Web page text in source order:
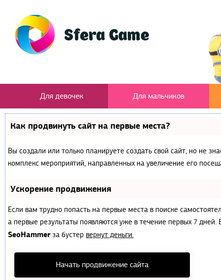
Для девочек Для мальчиков
Как продвинуть сайт на первые места?
Вы создали или только планируете создать свой сайт, но не
комплекс мероприятий, направленных на увеличение его
Ускорение продвижения
Если вам трудно попасть на первые места в поиске
а первые результаты появляются уже в течение первых 7
SeoHammerза бустер вернут деньги.
Начать продвижение сайта